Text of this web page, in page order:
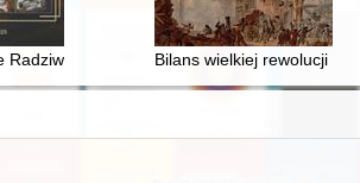
Bilans wielkiej rewolucji